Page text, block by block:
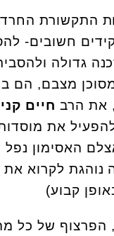
התקשורת
חשובים-
גדולה
מצבם, הם
את הרב חיים
את
האסימון
לקרוא את
קבוע)
הפרצוף של כל